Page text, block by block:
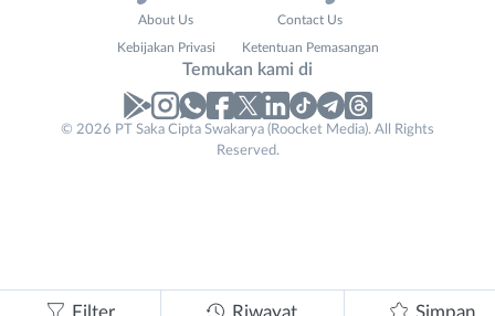
ContactNo. Telp /
Asisten
Selatan
Filter Riwayat Simpan
About Us Contact Us
Kebijakan Privasi Ketentuan Pemasangan
Temukan kami di
© 2026 PT Saka Cipta Swakarya (Roocket Media). All Rights
Reserved.